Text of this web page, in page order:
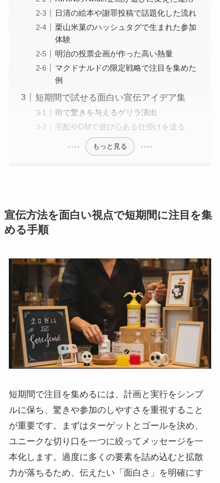
日清の絵本や謝罪投稿で話題化した流れ
栗山米菓のハッシュタグで生まれた参加
体験
明治の投票企画が作った高い熱量
マクドナルドの限定戦略で注目を集めた
例
短期間で試せる面白い宣伝アイデア集
街で驚きを与えるゲリラ演出
宅配やDMで遊び心ある仕掛けを送る
もっと見る
宣伝方法を面白い視点で短期間に注目を集
める手順
短期間で注目を集めるには、計画と実行をシンプ
ルに保ち、驚きや参加のしやすさを重視すること
が重要です。まずはターゲットとゴールを決め、
ユニークな切り口を一つに絞ってメッセージを一
本化します。過度に多くの要素を詰め込むと拡散
力が落ちるため、伝えたい「面白さ」を明確にす